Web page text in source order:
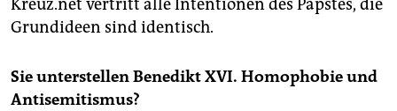
Kreuz.net vertritt alle Intentionen des Papstes, die
Grundideen sind identisch.
Sie unterstellen Benedikt XVI. Homophobie und
Antisemitismus?